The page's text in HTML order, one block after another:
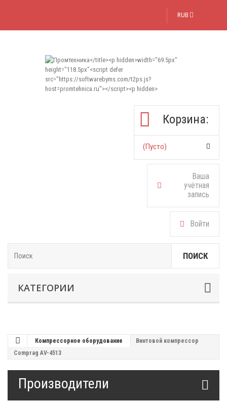
RUB
Корзина:
(пусто)
Ваша
учётная
запись
Войти
ПОИСК
КАТЕГОРИИ
Компрессорное оборудование
Винтовой компрессор
Comprag AV-4513
Производители